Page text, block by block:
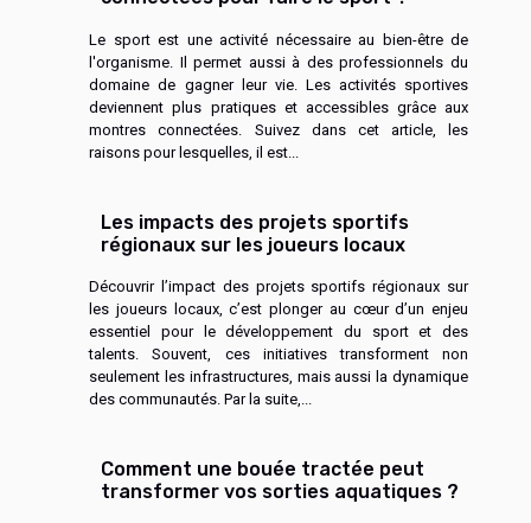
Le sport est une activité nécessaire au bien-être de
l'organisme. Il permet aussi à des professionnels du
domaine de gagner leur vie. Les activités sportives
deviennent plus pratiques et accessibles grâce aux
montres connectées. Suivez dans cet article, les
raisons pour lesquelles, il est...
Les impacts des projets sportifs
régionaux sur les joueurs locaux
Découvrir l’impact des projets sportifs régionaux sur
les joueurs locaux, c’est plonger au cœur d’un enjeu
essentiel pour le développement du sport et des
talents. Souvent, ces initiatives transforment non
seulement les infrastructures, mais aussi la dynamique
des communautés. Par la suite,...
Comment une bouée tractée peut
transformer vos sorties aquatiques ?